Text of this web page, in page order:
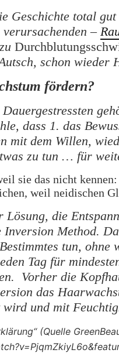
Geschichte total
verursachenden –
schon wieder
fördern?
dass 1. das
mit dem Willen,
zu tun … für
sie das nicht
weil neidischen
Lösung, die
Method.
tun, ohne
Tag für
Vorher die
das
und mit
(Quelle